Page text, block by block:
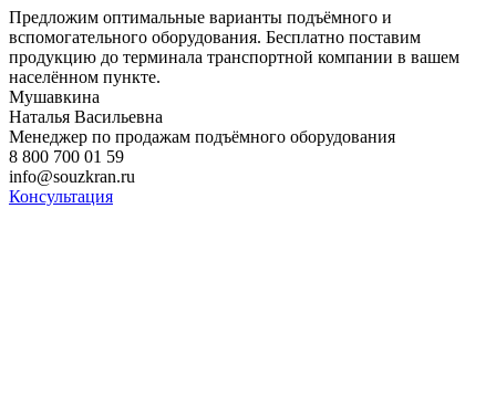
Предложим оптимальные варианты подъёмного и
вспомогательного оборудования. Бесплатно поставим
продукцию до терминала транспортной компании в вашем
населённом пункте.
Мушавкина
Наталья Васильевна
Менеджер по продажам подъёмного оборудования
8 800 700 01 59
info@souzkran.ru
Консультация